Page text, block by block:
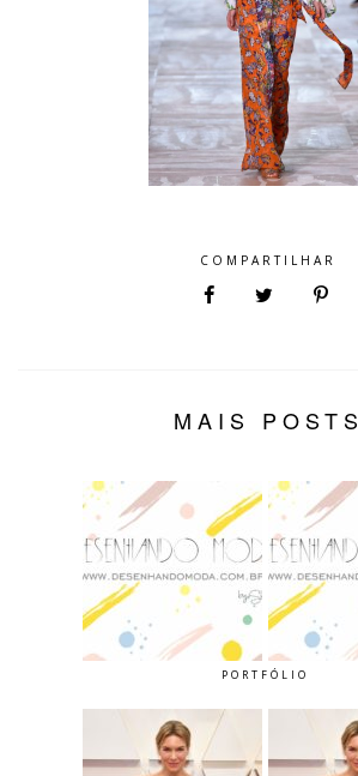
COMPARTILHAR
MAIS POSTS
PORTFÓLIO